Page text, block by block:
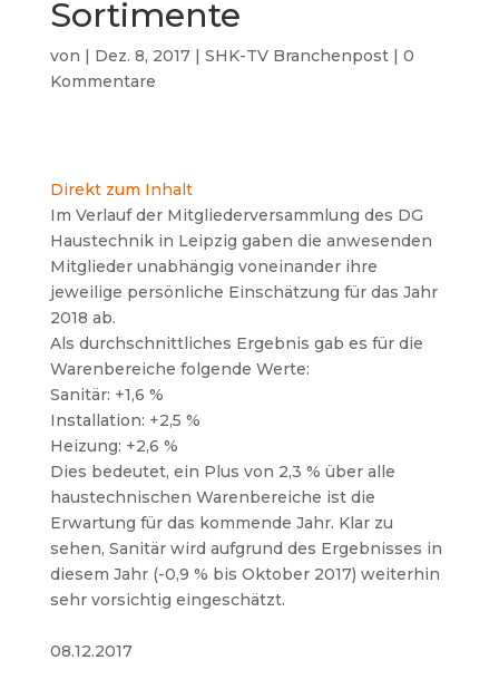
Sortimente
von | Dez. 8, 2017| SHK-TV Branchenpost| 0
Kommentare
Direkt zum Inhalt
Im Verlauf der Mitgliederversammlung des DG
Haustechnik in Leipzig gaben die anwesenden
Mitglieder unabhängig voneinander ihre
jeweilige persönliche Einschätzung für das Jahr
2018 ab.
Als durchschnittliches Ergebnis gab es für die
Warenbereiche folgende Werte:
Sanitär: +1,6 %
Installation: +2,5 %
Heizung: +2,6 %
Dies bedeutet, ein Plus von 2,3 % über alle
haustechnischen Warenbereiche ist die
Erwartung für das kommende Jahr. Klar zu
sehen, Sanitär wird aufgrund des Ergebnisses in
diesem Jahr (-0,9 % bis Oktober 2017) weiterhin
sehr vorsichtig eingeschätzt.
08.12.2017